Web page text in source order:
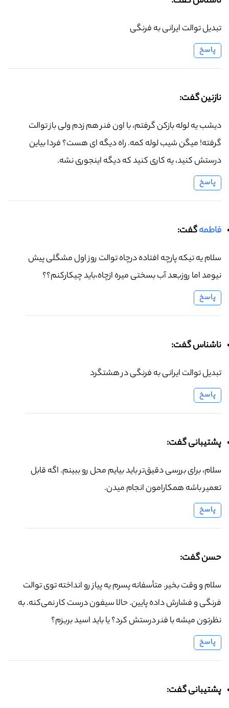
تبدیل توالت ایرانی به فرنگی
پاسخ
نازنین گفت:
دیشب یه لوله بازکن گرفتم، با اون فنر هم زدم ولی باز توالت
گرفته! میگن شیب لوله کمه. راه دیگه ای هست؟ فردا بیاین
درستش کنید، یه کاری کنید که دیگه اینجوری نشه.
پاسخ
فاطمهگفت:
سلام یه تیکه پارچه افتاده درچاه توالت روز اول مشگلی پیش
نیومد اما روزبعد آب بسختی میره ازچاه،باید چیکارکنم؟؟
پاسخ
ناشناس گفت:
تبدیل توالت ایرانی به فرنگی در هشتگرد
پاسخ
پشتیبانی گفت:
سلام، برای بررسی دقیق‌تر باید بیایم محل رو ببینم. اگه قابل
تعمیر باشه همکارامون انجام میدن.
پاسخ
حسن گفت:
سلام و وقت بخیر. متأسفانه پسرم یه پیاز رو انداخته توی توالت
فرنگی و فشارش داده پایین. حالا سیفون درست کار نمی‌کنه. به
نظرتون میشه با فنر درستش کرد؟ یا باید اسید بریزم؟
پاسخ
پشتیبانی گفت: